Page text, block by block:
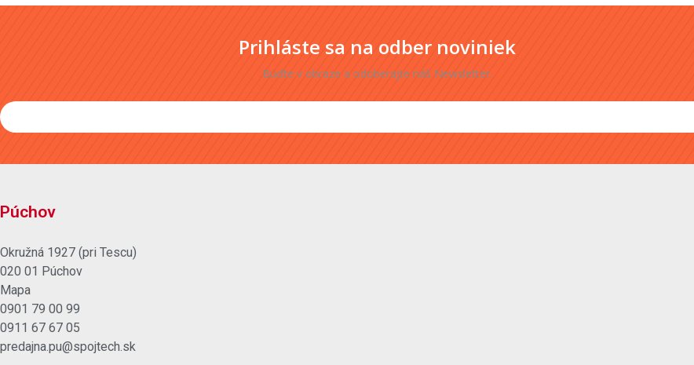
Prihláste sa na odber noviniek
Buďte v obraze a odoberajte náš Newsletter.
Púchov
Okružná 1927 (pri Tescu)
020 01 Púchov
Mapa
0901 79 00 99
0911 67 67 05
predajna.pu@spojtech.sk